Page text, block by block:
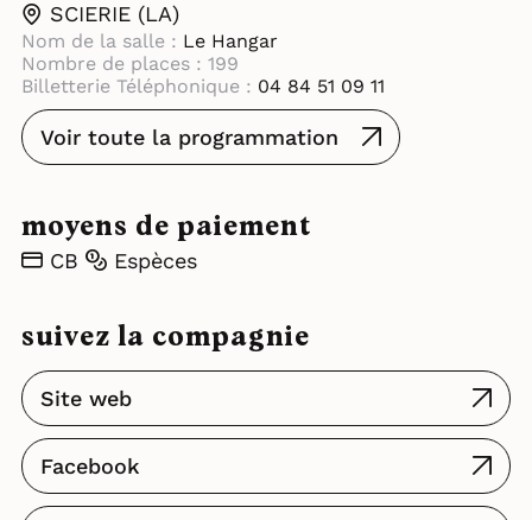
SCIERIE (LA)
Nom de la salle : Le Hangar
Nombre de places : 199
Billetterie Téléphonique : 04 84 51 09 11
Voir toute la programmation
moyens de paiement
CB Espèces
suivez la compagnie
Site web
Facebook